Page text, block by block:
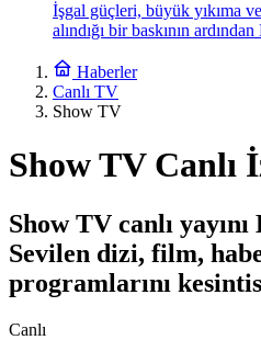
İşgal güçleri, büyük yıkıma
alındığı bir baskının
Haberler
Canlı TV
Show TV
Show TV Canlı
Show TV canlı
Sevilen dizi, film,
programlarını
Canlı